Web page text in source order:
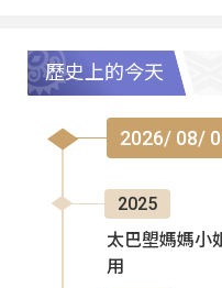
歷史上的今天
2026/ 08/
2025
太巴塱媽媽小
用